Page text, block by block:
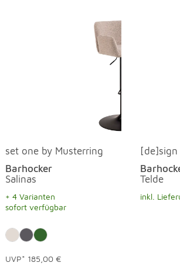
set one by Musterring
Barhocker
Salinas
+ 4 Varianten
sofort verfügbar
UVP* 185,00 €
[de]sign
Telde
inkl.